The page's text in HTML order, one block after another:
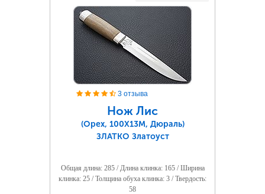
3 отзыва
Нож Лис
(Орех, 100Х13М, Дюраль)
ЗЛАТКО Златоуст
Общая длина: 285 / Длина клинка: 165 / Ширина
клинка: 25 / Толщина обуха клинка: 3 / Твердость:
58